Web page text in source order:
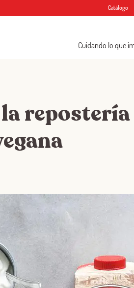
Catálogo
Cuidando lo que
repostería